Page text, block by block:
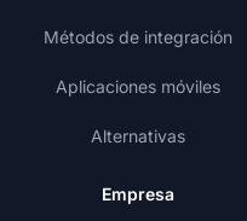
Métodos de integración
Aplicaciones móviles
Alternativas
Empresa